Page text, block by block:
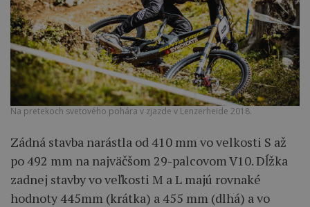
Na pretekoch svetového pohára v zjazde v Lenzerheide 2018.
Zádná stavba narástla od 410 mm vo velkosti S až
po 492 mm na najväčšom 29-palcovom V10. Dĺžka
zadnej stavby vo veľkosti M a L majú rovnaké
hodnoty 445mm (krátka) a 455 mm (dlhá) a vo